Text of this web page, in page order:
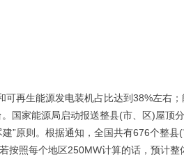
再生能源发电装机占比达到38%左右
国家能源局启动报送整县(市、区)屋顶
”原则。根据通知，全国共有676个整县(
按照每个地区250MW计算的话，预计整